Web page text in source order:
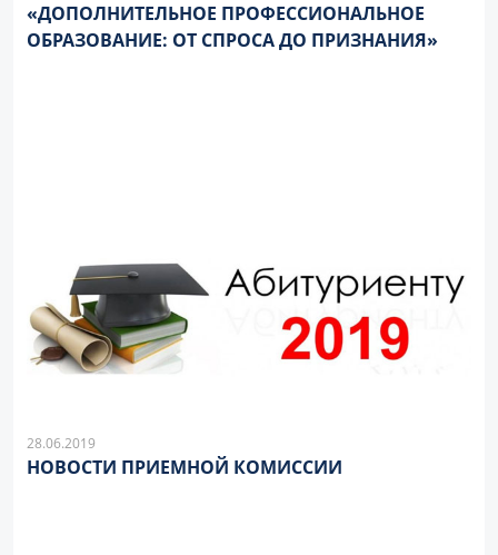
«ДОПОЛНИТЕЛЬНОЕ ПРОФЕССИОНАЛЬНОЕ
ОБРАЗОВАНИЕ: ОТ СПРОСА ДО ПРИЗНАНИЯ»
28.06.2019
НОВОСТИ ПРИЕМНОЙ КОМИССИИ